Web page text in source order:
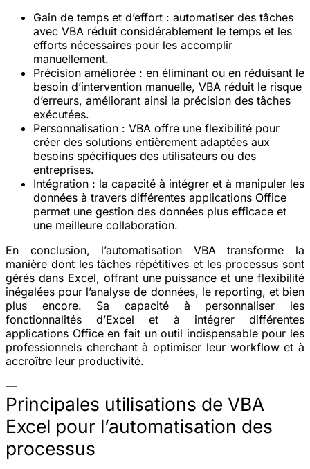
Gain de temps et d’effort : automatiser des tâches
avec VBA réduit considérablement le temps et les
efforts nécessaires pour les accomplir
manuellement.
Précision améliorée : en éliminant ou en réduisant le
besoin d’intervention manuelle, VBA réduit le risque
d’erreurs, améliorant ainsi la précision des tâches
exécutées.
Personnalisation : VBA offre une flexibilité pour
créer des solutions entièrement adaptées aux
besoins spécifiques des utilisateurs ou des
entreprises.
Intégration : la capacité à intégrer et à manipuler les
données à travers différentes applications Office
permet une gestion des données plus efficace et
une meilleure collaboration.
En conclusion, l’automatisation VBA transforme la
manière dont les tâches répétitives et les processus sont
gérés dans Excel, offrant une puissance et une flexibilité
inégalées pour l’analyse de données, le reporting, et bien
plus encore. Sa capacité à personnaliser les
fonctionnalités d’Excel et à intégrer différentes
applications Office en fait un outil indispensable pour les
professionnels cherchant à optimiser leur workflow et à
accroître leur productivité.
—
Principales utilisations de VBA
Excel pour l’automatisation des
processus